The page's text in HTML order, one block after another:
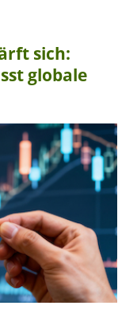
sich:
globale